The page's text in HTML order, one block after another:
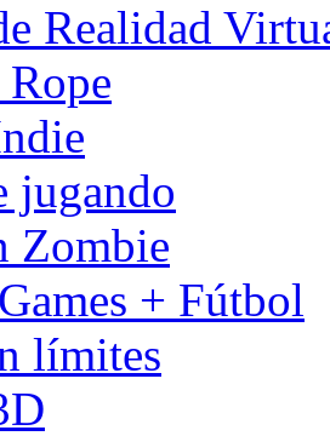
Realidad
jugando
Zombie
+ Fútbol
límites